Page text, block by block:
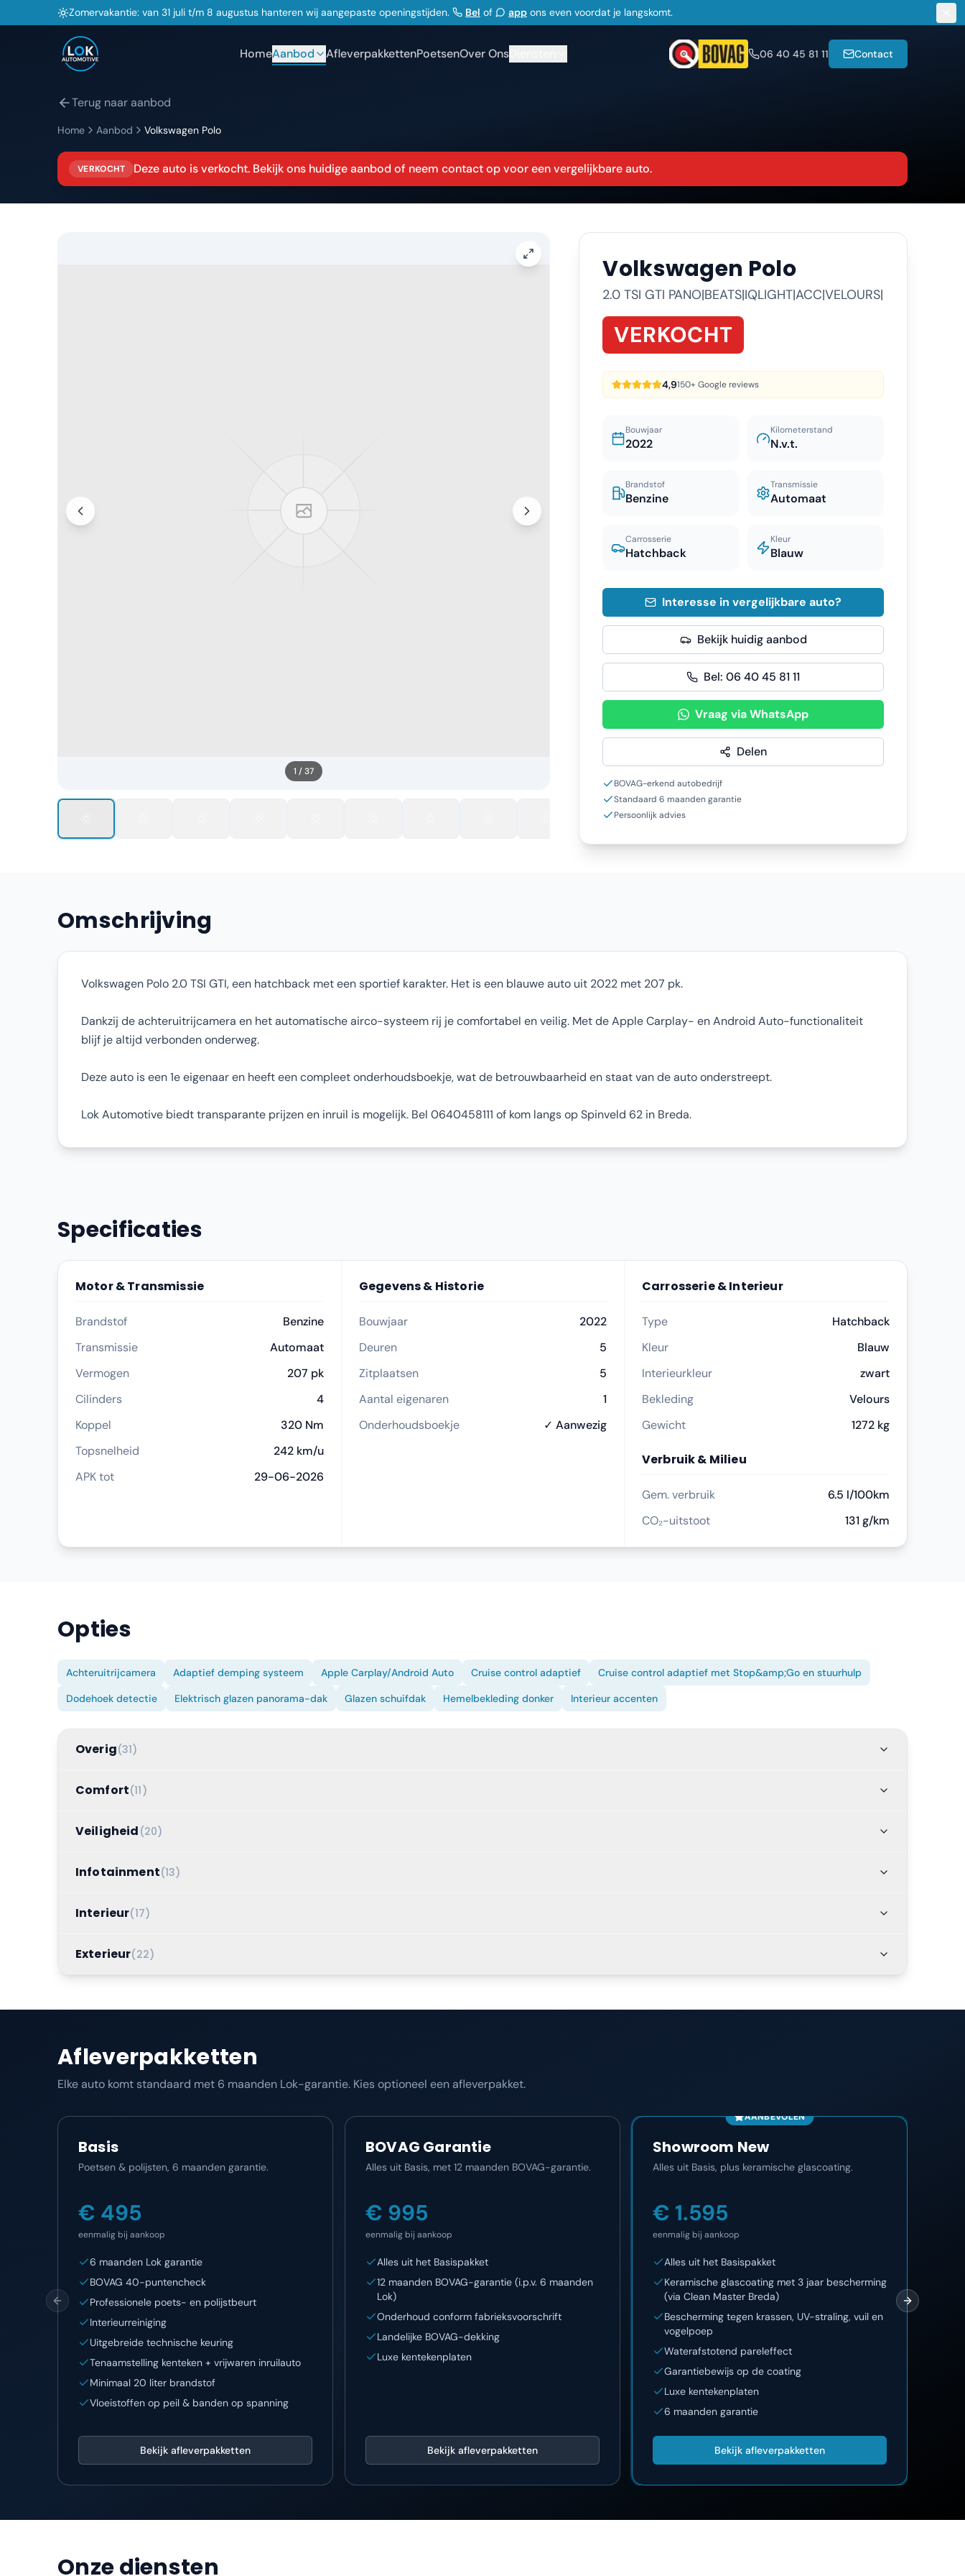
Zomervakantie: van 31 juli t/m 8 augustus hanteren wij aangepaste openingstijden. Bel of app ons even voordat je langskomt.
HomeAanbod AfleverpakkettenPoetsenOver Ons 06 40 45 81 11 Contact
Terug naar aanbod
Home Aanbod Volkswagen Polo
VERKOCHT Deze auto is verkocht. Bekijk ons huidige aanbod of neem contact op voor een vergelijkbare auto.
1 /37
Volkswagen Polo
2.0 TSI GTI PANO|BEATS|IQLIGHT|ACC|VELOURS|
VERKOCHT
4,9150+ Google reviews
Bouwjaar
2022
Kilometerstand
N.v.t.
Brandstof
Benzine
Transmissie
Automaat
Carrosserie
Hatchback
Kleur
Blauw
Interesse in vergelijkbare auto?
Bekijk huidig aanbod
Bel:06 40 45 81 11
Vraag via WhatsApp
Delen
BOVAG-erkend autobedrijf
Standaard 6 maanden garantie
Persoonlijk advies
Omschrijving
Volkswagen Polo 2.0 TSI GTI, een hatchback met een sportief karakter. Het is een blauwe auto uit 2022 met 207 pk.
Dankzij de achteruitrijcamera en het automatische airco-systeem rij je comfortabel en veilig. Met de Apple Carplay- en Android Auto-functionaliteit
blijf je altijd verbonden onderweg.
Deze auto is een 1e eigenaar en heeft een compleet onderhoudsboekje, wat de betrouwbaarheid en staat van de auto onderstreept.
Lok Automotive biedt transparante prijzen en inruil is mogelijk. Bel 0640458111 of kom langs op Spinveld 62 in Breda.
Specificaties
Motor & Transmissie
Brandstof
Benzine
Transmissie
Automaat
Vermogen
207 pk
Cilinders
4
Koppel
320 Nm
Topsnelheid
242 km/u
APK tot
29-06-2026
Gegevens & Historie
Bouwjaar
2022
Deuren
5
Zitplaatsen
5
Aantal eigenaren
1
Onderhoudsboekje
✓ Aanwezig
Carrosserie & Interieur
Type
Hatchback
Kleur
Blauw
Interieurkleur
zwart
Bekleding
Velours
Gewicht
1272 kg
Verbruik & Milieu
Gem. verbruik
6.5 l/100km
CO₂-uitstoot
131 g/km
Opties
Achteruitrijcamera Adaptief demping systeem Apple Carplay/Android Auto Cruise control adaptief
Cruise control adaptief met Stop&amp;Go en stuurhulp
Dodehoek detectie
Elektrisch glazen panorama-dak Glazen schuifdak Hemelbekleding donker Interieur accenten
Overig(31)
Comfort(11 )
Veiligheid (20)
Infotainment(13)
Interieur(17)
Exterieur(22)
Afleverpakketten
Elke auto komt standaard met 6 maanden Lok-garantie. Kies optioneel een afleverpakket.
Basis
Poetsen & polijsten, 6 maanden garantie.
€ 495
eenmalig bij aankoop
6 maanden Lok garantie
BOVAG 40-puntencheck
Professionele poets- en polijstbeurt
Interieurreiniging
Uitgebreide technische keuring
Tenaamstelling kenteken + vrijwaren inruilauto
Minimaal 20 liter brandstof
Vloeistoffen op peil & banden op spanning
Bekijk afleverpakketten
BOVAG Garantie
Alles uit Basis, met 12 maanden BOVAG-garantie.
€ 995
eenmalig bij aankoop
Alles uit het Basispakket
12 maanden BOVAG-garantie (i.p.v. 6 maanden
Lok)
Onderhoud conform fabrieksvoorschrift
Landelijke BOVAG-dekking
Luxe kentekenplaten
Bekijk afleverpakketten
AANBEVOLEN
Showroom New
Alles uit Basis, plus keramische glascoating.
€ 1.595
eenmalig bij aankoop
Alles uit het Basispakket
Keramische glascoating met 3 jaar bescherming
(via Clean Master Breda)
Bescherming tegen krassen, UV-straling, vuil en
vogelpoep
Waterafstotend pareleffect
Garantiebewijs op de coating
Luxe kentekenplaten
6 maanden garantie
Bekijk afleverpakketten
Previous slide Next slide
Onze diensten